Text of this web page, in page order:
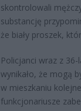
skontrolowali
substancję
że biały proszek,
Policjanci wraz z
wynikało, że mogą
w mieszkaniu
funkcjonariusze